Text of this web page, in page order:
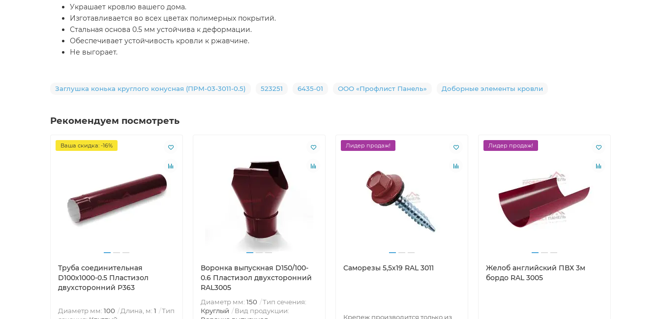
Украшает кровлю вашего дома.
Изготавливается во всех цветах полимерных покрытий.
Стальная основа 0.5 мм устойчива к деформации.
Обеспечивает устойчивость кровли к ржавчине.
Не выгорает.
Заглушка конька круглого конусная (ПРМ-03-3011-0.5) 523251 6435-01 ООО «Профлист Панель» Доборные элементы кровли
Рекомендуем посмотреть
Ваша скидка: -16%
Труба соединительная
D100х1000-0.5 Пластизол
двухсторонний Р363
Диаметр мм: 100 Длина, м: 1
Тип
Воронка выпускная D150/100-
0.6 Пластизол двухсторонний
RAL3005
Диаметр мм: 150
Тип сечения:
Круглый
Вид продукции:
Лидер продаж!
Саморезы 5,5х19 RAL 3011
Крепеж производится только из
Лидер продаж!
Желоб английский ПВХ 3м
бордо RAL 3005